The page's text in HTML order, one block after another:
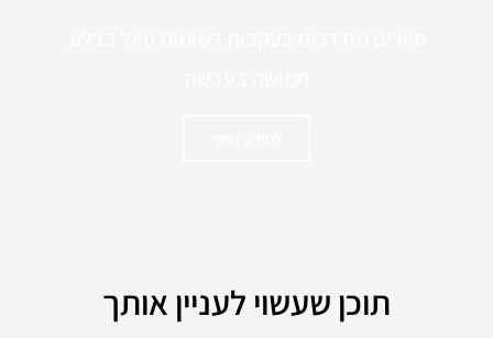
תוכן שעשוי לעניין אותך